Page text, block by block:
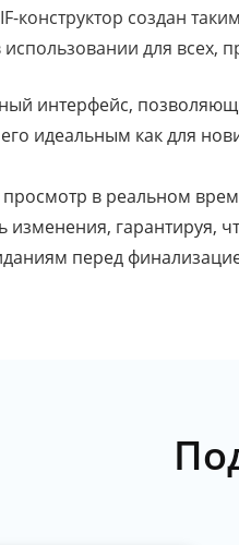
конструктор создан
для всех,
интерфейс,
идеальным как для
в реальном
изменения, гарантируя,
перед